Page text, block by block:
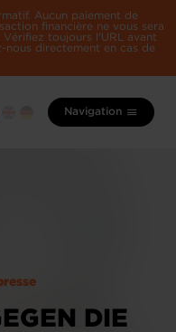
Aucun paiement de
financière ne vous sera
toujours l'URL avant
directement en cas de
Navigation
DIE